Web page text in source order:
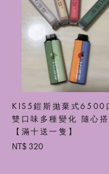
KIS5鎧斯拋棄式
雙口味多種變化 隨心
【滿十送一隻】
NT$ 320